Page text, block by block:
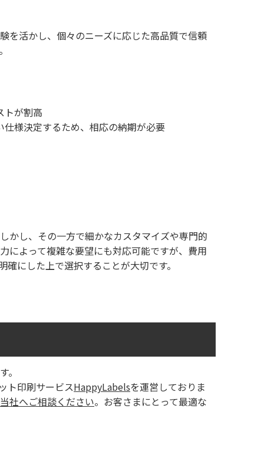
活かし、個々のニーズに応じた高品質で信頼
トが割高
様決定するため、相応の納期が必要
し、その一方で細かなカスタマイズや専門的
によって複雑な要望にも対応可能ですが、費用
にした上で選択することが大切です。
ト印刷サービスHappyLabelsを運営しておりま
社へご相談ください。お客さまにとって最適な